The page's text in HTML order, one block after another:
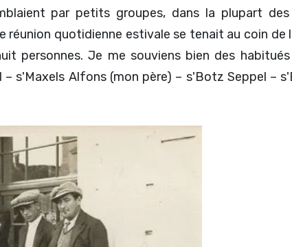
par petits groupes, dans la plupart
quotidienne estivale se tenait au coin de
personnes. Je me souviens bien des
s'Maxels Alfons (mon père) – s'Botz Seppel –